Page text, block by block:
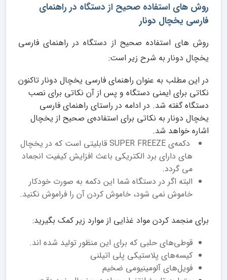
روش های استفاده صحیح از دستگاه در راهنمای
فارسی یخچال دونار
روش های استفاده صحیح از دستگاه در راهنمای فارسی
یخچال دونار به شرح زیر است:
در این مطلب به عنوان راهنمای فارسی یخچال دونار تاکنون
نکاتی برای ایمنی دستگاه و پس از آن نکاتی برای نصب
دستگاه گفته شد. در ادامه در راستای راهنمای فارسی
یخچال دونار به نکاتی برای استفاده‌ی صحیح از یخچال
اشاره خواهد شد.
دکمه‌ی SUPER FREEZE قابلیتی است که در یخچال
های دارای برد الکتریکی باعث افزایش کیفیت انجماد
می گردد.
البته اگر در دستگاه شما این دکمه به صورت خودکار
خاموش نمی شود، خاموش کردن آن را فراموش نکنید.
برای منجمد کردن مواد غذایی از موارد زیر کمک بگیرید:
قوطی‌های حلبی که برای این منظور تولید شده اند.
کیسه‌های پلاستیکی پلی اتیلنی
فویل‌های آلومینیومی ضخیم